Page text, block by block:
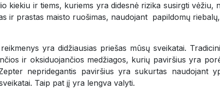
kiekiu ir tiems, kuriems yra didesnė rizika susirgti vėžiu,
ir prastas maisto ruošimas, naudojant papildomų
yra didžiausias priešas mūsų sveikatai.
ir oksiduojančios medžiagos, kurių paviršius yra
nepridegantis paviršius yra sukurtas naudojant
Taip pat jį yra lengva valyti.